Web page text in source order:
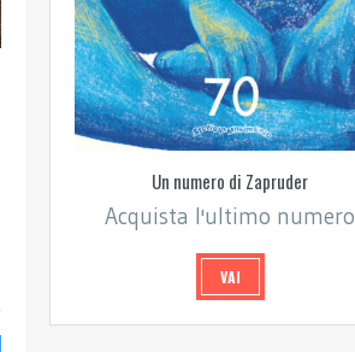
Un numero di Zapruder
Acquista l'ultimo numero
VAI